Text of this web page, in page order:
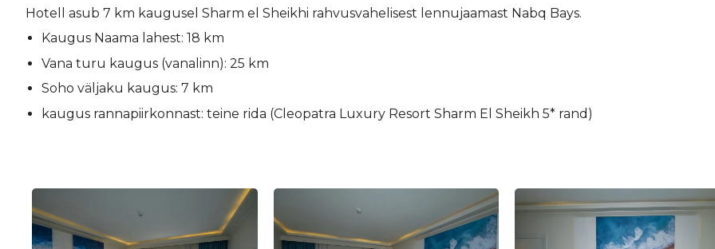
Hotell asub 7 km kaugusel Sharm el Sheikhi rahvusvahelisest lennujaamast Nabq Bays.
Kaugus Naama lahest: 18 km
Vana turu kaugus (vanalinn): 25 km
Soho väljaku kaugus: 7 km
kaugus rannapiirkonnast: teine ​​rida (Cleopatra Luxury Resort Sharm El Sheikh 5* rand)